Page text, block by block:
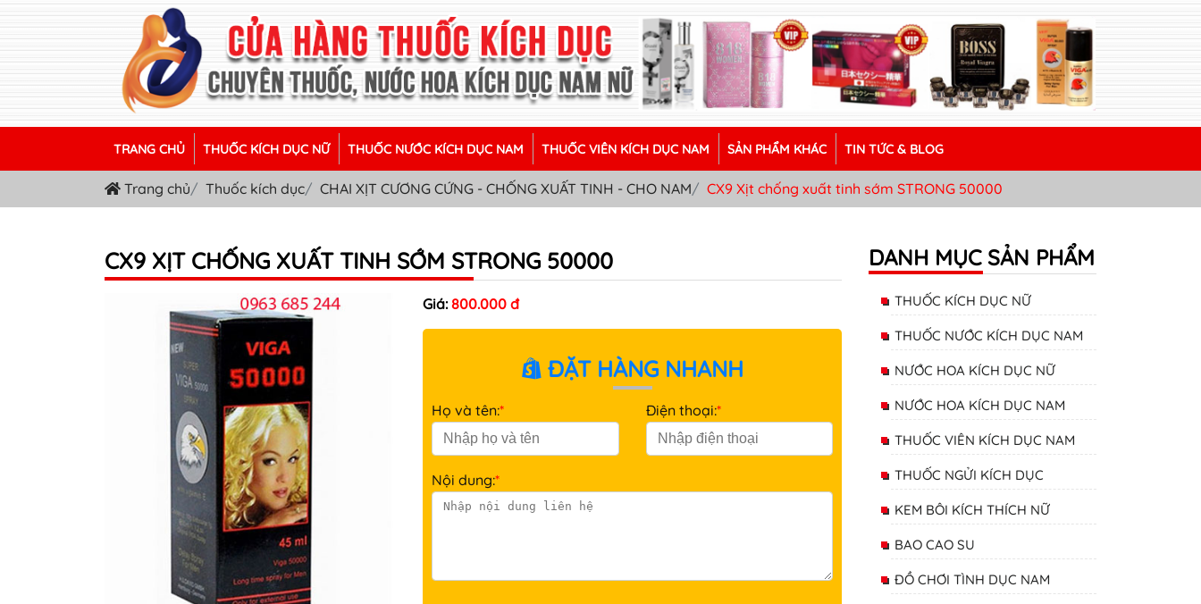
TRANG CHỦ THUỐC KÍCH DỤC NỮ THUỐC NƯỚC KÍCH DỤC NAM THUỐC VIÊN KÍCH DỤC NAM SẢN PHẨM KHÁC TIN TỨC & BLOG
Trang chủ Thuốc kích dục CHAI XỊT CƯƠNG CỨNG - CHỐNG XUẤT TINH - CHO NAM CX9 Xịt chống xuất tinh sớm STRONG 50000
CX9 XỊT CHỐNG XUẤT TINH SỚM STRONG 50000
Giá: 800.000 đ
ĐẶT HÀNG NHANH
Họ và tên:* Điện thoại:*
Nội dung:*
DANH MỤC SẢN PHẨM
THUỐC KÍCH DỤC NỮ
THUỐC NƯỚC KÍCH DỤC NAM
NƯỚC HOA KÍCH DỤC NỮ
NƯỚC HOA KÍCH DỤC NAM
THUỐC VIÊN KÍCH DỤC NAM
THUỐC NGỬI KÍCH DỤC
KEM BÔI KÍCH THÍCH NỮ
BAO CAO SU
ĐỒ CHƠI TÌNH DỤC NAM